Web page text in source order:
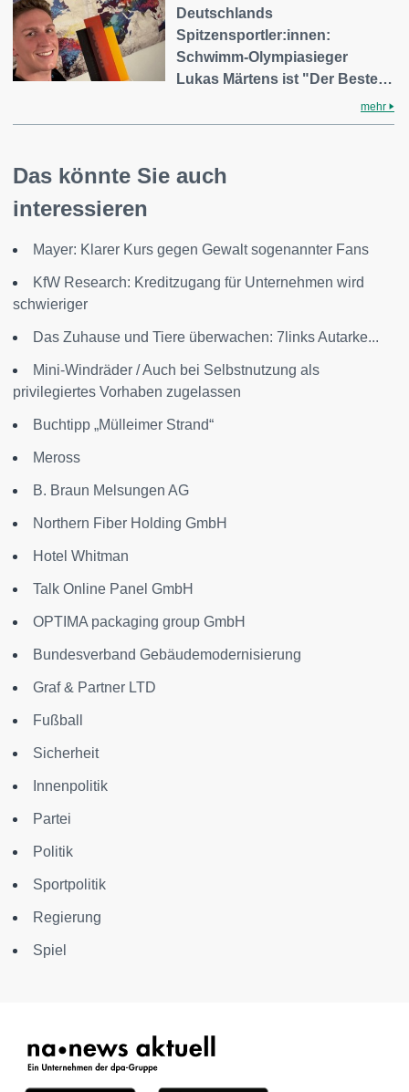
Deutschlands
Spitzensportler:innen:
Schwimm-Olympiasieger
Lukas Märtens ist "Der Beste…
mehr
Das könnte Sie auch
interessieren
Mayer: Klarer Kurs gegen Gewalt sogenannter Fans
KfW Research: Kreditzugang für Unternehmen wird
schwieriger
Das Zuhause und Tiere überwachen: 7links Autarke...
Mini-Windräder / Auch bei Selbstnutzung als
privilegiertes Vorhaben zugelassen
Buchtipp „Mülleimer Strand“
Meross
B. Braun Melsungen AG
Northern Fiber Holding GmbH
Hotel Whitman
Talk Online Panel GmbH
OPTIMA packaging group GmbH
Bundesverband Gebäudemodernisierung
Graf & Partner LTD
Fußball
Sicherheit
Innenpolitik
Partei
Politik
Sportpolitik
Regierung
Spiel